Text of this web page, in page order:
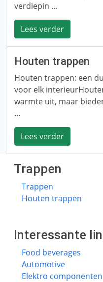
verdiepin ...
Lees verder
Houten trappen
Houten trappen: een
voor elk
warmte uit, maar
...
Lees verder
Trappen
Trappen
Houten trappen
Interessante
Food beverages
Automotive
Elektro componenten